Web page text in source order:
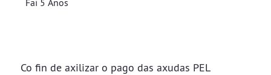
Fai 5 Anos
Co fin de axilizar o pago das axudas PEL